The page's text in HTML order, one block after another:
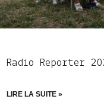
Radio Reporter
LIRE LA SUITE »